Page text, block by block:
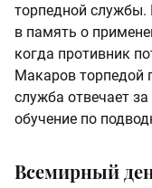
торпедной
в память о
когда противник
Макаров торпедой
служба отвечает
обучение по
Всемирный